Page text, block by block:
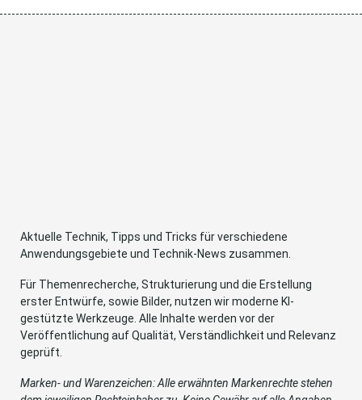
Aktuelle Technik, Tipps und Tricks für verschiedene
Anwendungsgebiete und Technik-News zusammen.
Für Themenrecherche, Strukturierung und die Erstellung
erster Entwürfe, sowie Bilder, nutzen wir moderne KI-
gestützte Werkzeuge. Alle Inhalte werden vor der
Veröffentlichung auf Qualität, Verständlichkeit und Relevanz
geprüft.
Marken- und Warenzeichen: Alle erwähnten Markenrechte stehen